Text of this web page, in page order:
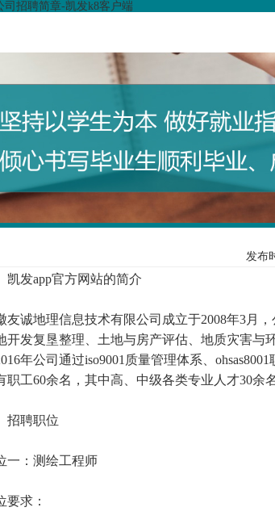
招聘简章-凯发k8客户端
发布
凯发app官方网站的简介
友诚地理信息技术有限公司成立于2008年3月
开发复垦整理、土地与房产评估、地质灾害与
年公司通过iso9001质量管理体系、
职工60余名，其中高、中级各类专业人才30余
招聘职位
一：测绘工程师
要求：